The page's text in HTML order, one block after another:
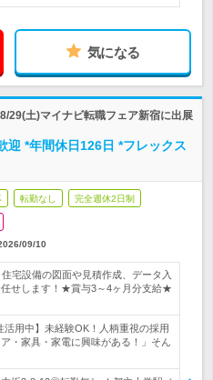
気になる
29(土)マイナビ転職フェア新宿に出展
迎 *年間休日126日 *フレックス
転勤なし 完全週休2日制
09/10
宅設備の図面や見積作成、データ入
任せします！★賞与3～4ヶ月分支給★
活用中】未経験OK！人柄重視の採用
・家具・家電に興味がある！」そん